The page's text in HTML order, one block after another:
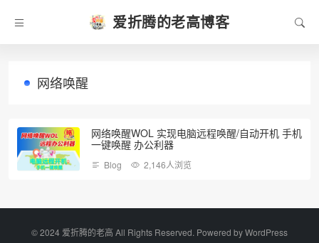
爱折腾的老高博客
网络唤醒
网络唤醒WOL 实现电脑远程唤醒/自动开机 手机
一键唤醒 办公利器
Blog 2,146人浏览
©️ 2024 爱折腾的老高 All Rights Reserved. Powered byWordPress